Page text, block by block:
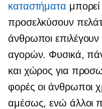
καταστήματα
προσελκύσουν
άνθρωποι
αγορών. Φυσικά,
και χώρος για
φορές οι άνθρωποι
αμέσως, ενώ άλλοι